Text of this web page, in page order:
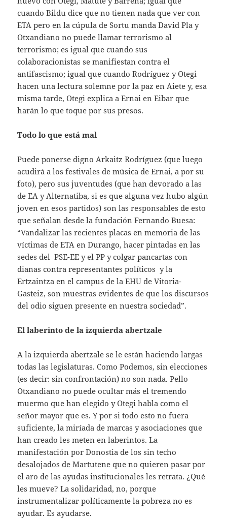
cuando Bildu dice que no tienen nada que ver con
ETA pero en la cúpula de Sortu manda David Pla y
Otxandiano no puede llamar terrorismo al
terrorismo; es igual que cuando sus
colaboracionistas se manifiestan contra el
antifascismo; igual que cuando Rodríguez y Otegi
hacen una lectura solemne por la paz en Aiete y, esa
misma tarde, Otegi explica a Ernai en Eibar que
harán lo que toque por sus presos.
Todo lo que está mal
Puede ponerse digno Arkaitz Rodríguez (que luego
acudirá a los festivales de música de Ernai, a por su
foto), pero sus juventudes (que han devorado a las
de EA y Alternatiba, si es que alguna vez hubo algún
joven en esos partidos) son las responsables de esto
que señalan desde la fundación Fernando Buesa:
“Vandalizar las recientes placas en memoria de las
víctimas de ETA en Durango, hacer pintadas en las
sedes del PSE-EE y el PP y colgar pancartas con
dianas contra representantes políticos y la
Ertzaintza en el campus de la EHU de Vitoria-
Gasteiz, son muestras evidentes de que los discursos
del odio siguen presente en nuestra sociedad”.
El laberinto de la izquierda abertzale
A la izquierda abertzale se le están haciendo largas
todas las legislaturas. Como Podemos, sin elecciones
(es decir: sin confrontación) no son nada. Pello
Otxandiano no puede ocultar más el tremendo
muermo que han elegido y Otegi habla como el
señor mayor que es. Y por si todo esto no fuera
suficiente, la miríada de marcas y asociaciones que
han creado les meten en laberintos. La
manifestación por Donostia de los sin techo
desalojados de Martutene que no quieren pasar por
el aro de las ayudas institucionales les retrata. ¿Qué
les mueve? La solidaridad, no, porque
instrumentalizar políticamente la pobreza no es
ayudar. Es ayudarse.